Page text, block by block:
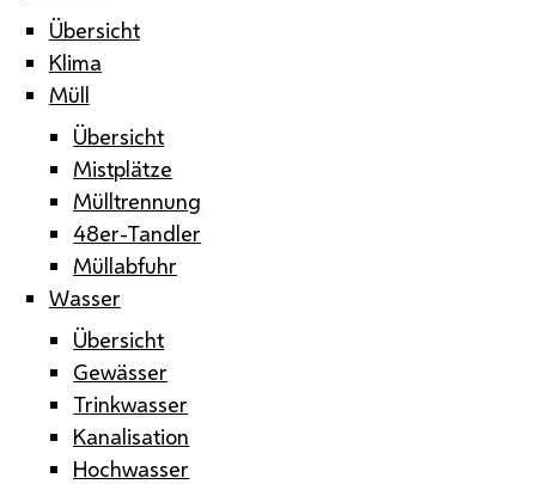
Übersicht
Klima
Müll
Übersicht
Mistplätze
Mülltrennung
48er-Tandler
Müllabfuhr
Wasser
Übersicht
Gewässer
Trinkwasser
Kanalisation
Hochwasser